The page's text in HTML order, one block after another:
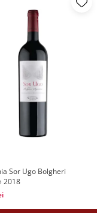
Sor Ugo Bolgheri
2018